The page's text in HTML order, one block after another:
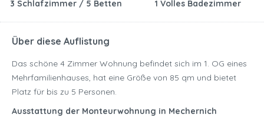
3 Schlafzimmer / 5 Betten
1 Volles Badezimmer
Über diese Auflistung
Das schöne 4 Zimmer Wohnung befindet sich im 1. OG eines
Mehrfamilienhauses, hat eine Größe von 85 qm und bietet
Platz für bis zu 5 Personen.
Ausstattung der Monteurwohnung in Mechernich